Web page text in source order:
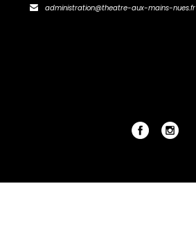
administration@theatre-aux-mains-nues.fr